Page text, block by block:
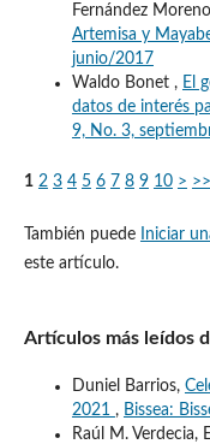
Fernández
Artemisa y
junio/2017
Waldo Bonet , El
datos de interés
9, No. 3,
1 2 3 4 5 6 7 8 9 10 > >>
También puede Iniciar
este artículo.
Artículos más leídos
Duniel Barrios,
2021 , Bissea:
Raúl M. Verdecia,